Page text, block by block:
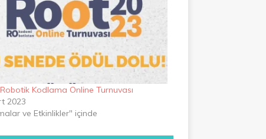
Kodlama Online Turnuvası
2023
ve Etkinlikler" içinde